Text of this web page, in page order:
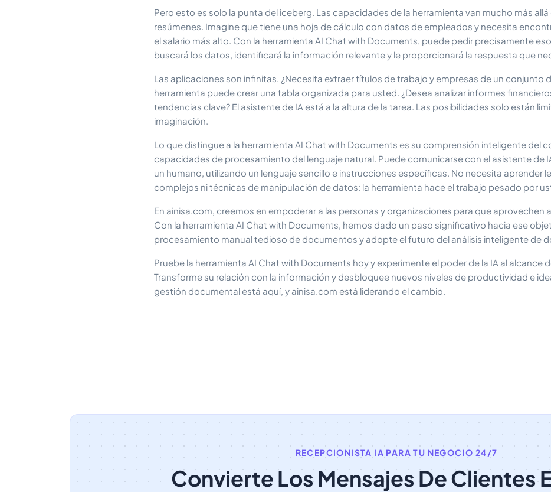
Pero esto es solo la punta del iceberg. Las capacidades de la herramienta van mucho más allá
resúmenes. Imagine que tiene una hoja de cálculo con datos de empleados y necesita
el salario más alto. Con la herramienta AI Chat with Documents, puede pedir precisamente
buscará los datos, identificará la información relevante y le proporcionará la respuesta que
Las aplicaciones son infinitas. ¿Necesita extraer títulos de trabajo y empresas de un conjunto
herramienta puede crear una tabla organizada para usted. ¿Desea analizar informes
tendencias clave? El asistente de IA está a la altura de la tarea. Las posibilidades solo están
imaginación.
Lo que distingue a la herramienta AI Chat with Documents es su comprensión inteligente del
capacidades de procesamiento del lenguaje natural. Puede comunicarse con el asistente de
un humano, utilizando un lenguaje sencillo e instrucciones específicas. No necesita aprender
complejos ni técnicas de manipulación de datos: la herramienta hace el trabajo pesado por
En ainisa.com, creemos en empoderar a las personas y organizaciones para que aprovechen
Con la herramienta AI Chat with Documents, hemos dado un paso significativo hacia ese
procesamiento manual tedioso de documentos y adopte el futuro del análisis inteligente de
Pruebe la herramienta AI Chat with Documents hoy y experimente el poder de la IA al alcance
Transforme su relación con la información y desbloquee nuevos niveles de productividad e
gestión documental está aquí, y ainisa.com está liderando el cambio.
RECEPCIONISTA IA PARA TU NEGOCIO 24/7
Convierte Los Mensajes De Clientes